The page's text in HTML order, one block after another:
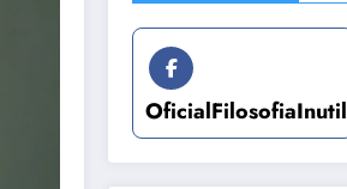
OficialFilosofiaInutil